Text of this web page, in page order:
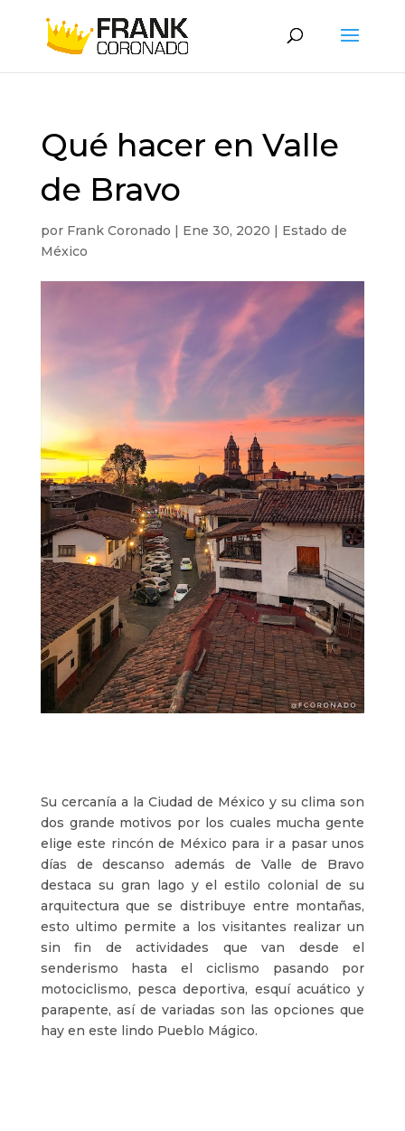
Qué hacer en Valle
de Bravo
por Frank Coronado | Ene 30, 2020 | Estado de
México
Su cercanía a la Ciudad de México y su clima son
dos grande motivos por los cuales mucha gente
elige este rincón de México para ir a pasar unos
días de descanso además de Valle de Bravo
destaca su gran lago y el estilo colonial de su
arquitectura que se distribuye entre montañas,
esto ultimo permite a los visitantes realizar un
sin fin de actividades que van desde el
senderismo hasta el ciclismo pasando por
motociclismo, pesca deportiva, esquí acuático y
parapente, así de variadas son las opciones que
hay en este lindo Pueblo Mágico.